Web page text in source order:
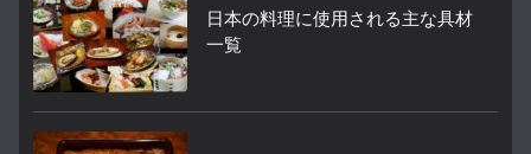
日本の料理に使用される主な具材
一覧